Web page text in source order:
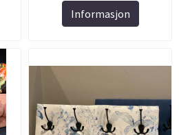
Informasjon